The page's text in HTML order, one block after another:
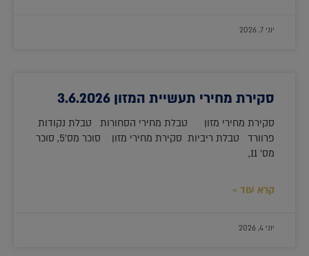
יוני 7, 2026
סקירת מחירי תעשיית המזון 3.6.2026
סקירת מחירי מזון טבלת מחירי הסחורות טבלת נקודות
פרוורד טבלת ריביות סקירת מחירי מזון סוכר מס'5, סוכר
מס' 11,
קרא עוד »
יוני 4, 2026